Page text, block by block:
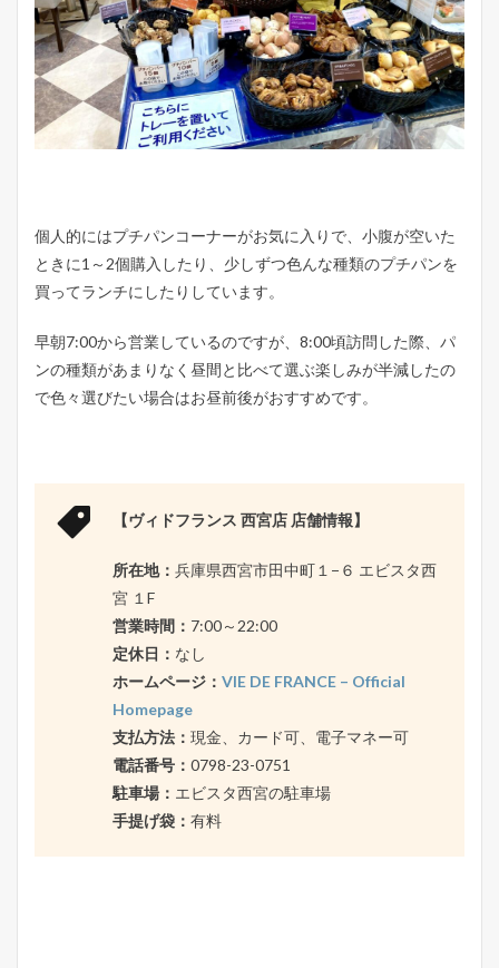
個人的にはプチパンコーナーがお気に入りで、小腹が空いた
ときに1～2個購入したり、少しずつ色んな種類のプチパンを
買ってランチにしたりしています。
早朝7:00から営業しているのですが、8:00頃訪問した際、パ
ンの種類があまりなく昼間と比べて選ぶ楽しみが半減したの
で色々選びたい場合はお昼前後がおすすめです。
【ヴィドフランス 西宮店 店舗情報】
所在地： 兵庫県西宮市田中町１−６ エビスタ西
宮 １F
営業時間： 7:00～22:00
定休日： なし
ホームページ： VIE DE FRANCE – Official
Homepage
支払方法： 現金、カード可、電子マネー可
電話番号： 0798-23-0751
駐車場： エビスタ西宮の駐車場
手提げ袋： 有料